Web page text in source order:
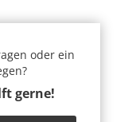
oder ein
gerne!